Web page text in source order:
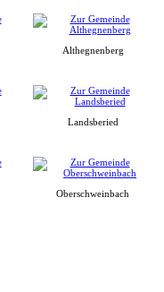
Althegnenberg
Landsberied
Oberschweinbach